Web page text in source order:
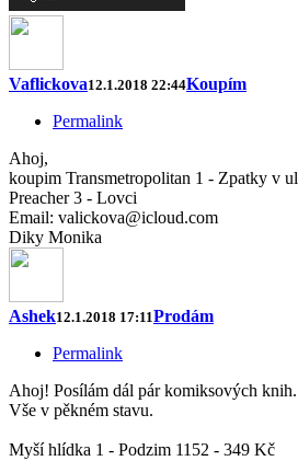
Vaflickova12.1.2018 22:44Koupím
Permalink
Ahoj,
koupim Transmetropolitan 1 - Zpatky v
Preacher 3 - Lovci
Email: valickova@icloud.com
Diky Monika
Ashek12.1.2018 17:11Prodám
Permalink
Ahoj! Posílám dál pár komiksových
Vše v pěkném stavu.
Myší hlídka 1 - Podzim 1152 - 349 Kč